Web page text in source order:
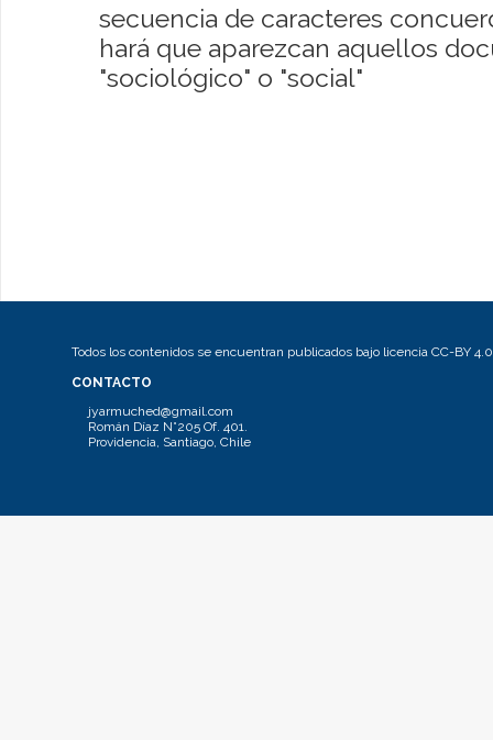
secuencia de caracteres
hará que aparezcan aquellos
"sociológico" o "social"
Todos los contenidos se encuentran publicados bajo licencia CC-BY 4.0
CONTACTO
jyarmuched@gmail.com
Román Díaz N°205 Of. 401.
Providencia, Santiago, Chile